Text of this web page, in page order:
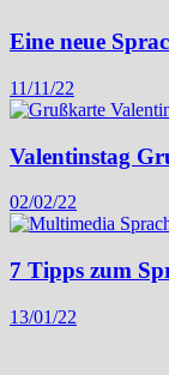
Eine neue
11/11/22
Valentinstag
02/02/22
7 Tipps zum
13/01/22